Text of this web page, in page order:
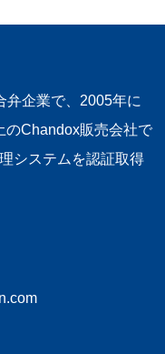
弁企業で、2005年に
のChandox販売会社で
システムを認証取得